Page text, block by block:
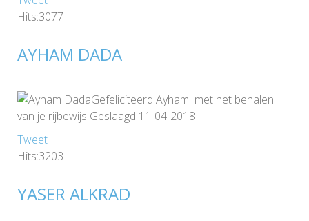
Hits:3077
AYHAM DADA
Gefeliciteerd Ayham met het behalen
van je rijbewijs Geslaagd 11-04-2018
Tweet
Hits:3203
YASER ALKRAD